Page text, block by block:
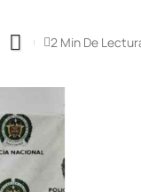
2 Min De